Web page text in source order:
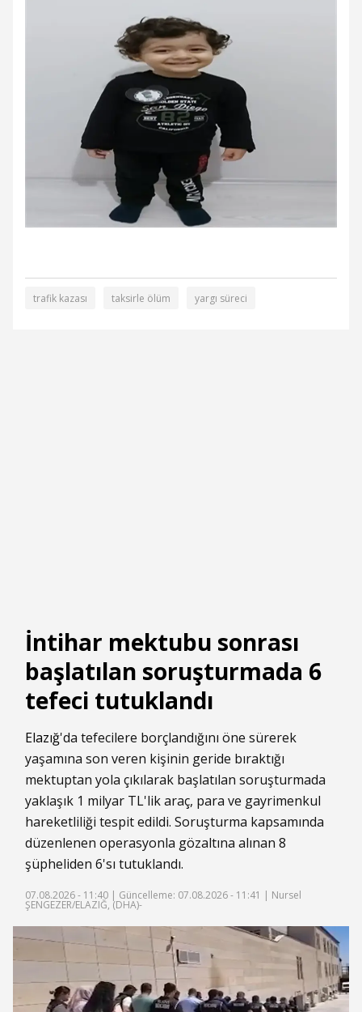
trafik kazası taksirle ölüm yargı süreci
İntihar mektubu sonrası
başlatılan soruşturmada 6
tefeci tutuklandı
Elazığ'da tefecilere borçlandığını öne sürerek
yaşamına son veren kişinin geride bıraktığı
mektuptan yola çıkılarak başlatılan soruşturmada
yaklaşık 1 milyar TL'lik araç, para ve gayrimenkul
hareketliliği tespit edildi. Soruşturma kapsamında
düzenlenen operasyonla gözaltına alınan 8
şüpheliden 6'sı tutuklandı.
07.08.2026 - 11:40 | Güncelleme: 07.08.2026 - 11:41 | Nursel
ŞENGEZER/ELAZIĞ, (DHA)-